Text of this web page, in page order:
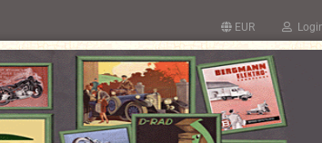
EUR